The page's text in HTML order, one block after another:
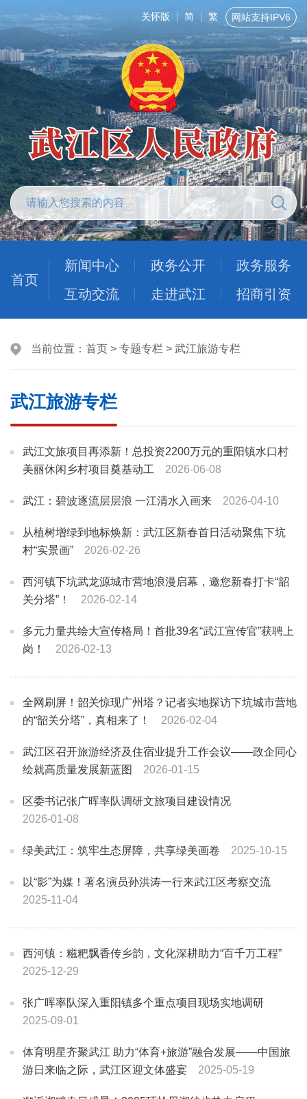
关怀版 简 繁 网站支持IPV6
首页
新闻中心 政务公开
政务服务
互动交流
走进武江 招商引资
当前位置： 首页 > 专题专栏 > 武江旅游专栏
武江旅游专栏
武江文旅项目再添新！总投资2200万元的重阳镇水口村
美丽休闲乡村项目奠基动工
2026-06-08
武江：碧波逐流层层浪 一江清水入画来 2026-04-10
从植树增绿到地标焕新：武江区新春首日活动聚焦下坑
村“实景画”
2026-02-26
西河镇下坑武龙源城市营地浪漫启幕，邀您新春打卡“韶
关分塔”！
2026-02-14
多元力量共绘大宣传格局！首批39名“武江宣传官”获聘上
岗！
2026-02-13
全网刷屏！韶关惊现广州塔？记者实地探访下坑城市营地
的“韶关分塔”，真相来了！
2026-02-04
武江区召开旅游经济及住宿业提升工作会议——政企同心
绘就高质量发展新蓝图
2026-01-15
区委书记张广晖率队调研文旅项目建设情况
2026-01-08
绿美武江：筑牢生态屏障，共享绿美画卷 2025-10-15
以“影”为媒！著名演员孙洪涛一行来武江区考察交流
2025-11-04
西河镇：糍粑飘香传乡韵，文化深耕助力“百千万工程”
2025-12-29
张广晖率队深入重阳镇多个重点项目现场实地调研
2025-09-01
体育明星齐聚武江 助力“体育+旅游”融合发展——中国旅
游日来临之际，武江区迎文体盛宴
2025-05-19